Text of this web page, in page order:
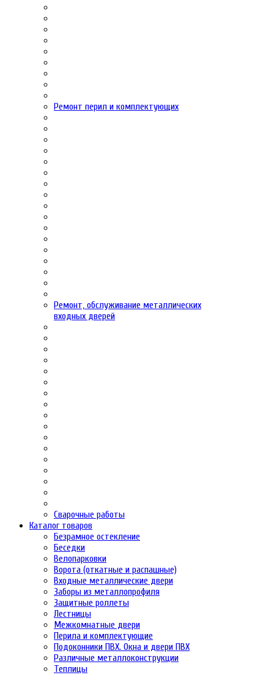
Ремонт перил и комплектующих
Ремонт, обслуживание металлических
входных дверей
Сварочные работы
Каталог товаров
Безрамное остекление
Беседки
Велопарковки
Ворота (откатные и распашные)
Входные металлические двери
Заборы из металлопрофиля
Защитные роллеты
Лестницы
Межкомнатные двери
Перила и комплектующие
Подоконники ПВХ. Окна и двери ПВХ
Различные металлоконструкции
Теплицы